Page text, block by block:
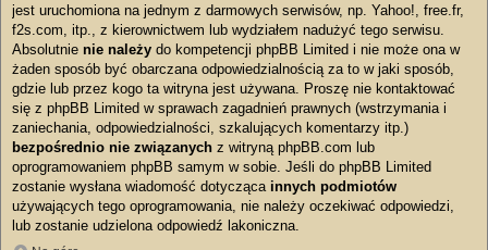
jest uruchomiona na jednym z darmowych serwisów, np. Yahoo!, free.fr,
f2s.com, itp., z kierownictwem lub wydziałem nadużyć tego serwisu.
Absolutnie nie należy do kompetencji phpBB Limited i nie może ona w
żaden sposób być obarczana odpowiedzialnością za to w jaki sposób,
gdzie lub przez kogo ta witryna jest używana. Proszę nie kontaktować
się z phpBB Limited w sprawach zagadnień prawnych (wstrzymania i
zaniechania, odpowiedzialności, szkalujących komentarzy itp.)
bezpośrednio nie związanych z witryną phpBB.com lub
oprogramowaniem phpBB samym w sobie. Jeśli do phpBB Limited
zostanie wysłana wiadomość dotycząca innych podmiotów
używających tego oprogramowania, nie należy oczekiwać odpowiedzi,
lub zostanie udzielona odpowiedź lakoniczna.